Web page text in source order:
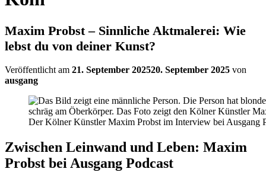
Maxim Probst – Sinnliche Aktmalerei: Wie
lebst du von deiner Kunst?
Veröffentlicht am 21. September 202520. September 2025 von
ausgang
Der Kölner Künstler Maxim Probst im Interview bei Ausgang
Zwischen Leinwand und Leben: Maxim
Probst bei Ausgang Podcast